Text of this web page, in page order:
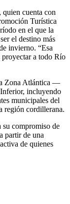
cuenta con
Turística
en el que la
el destino más
invierno. “Esa
proyectar a todo Río
Zona Atlántica —
incluyendo
municipales del
región cordillerana.
compromiso de
partir de una
de quienes